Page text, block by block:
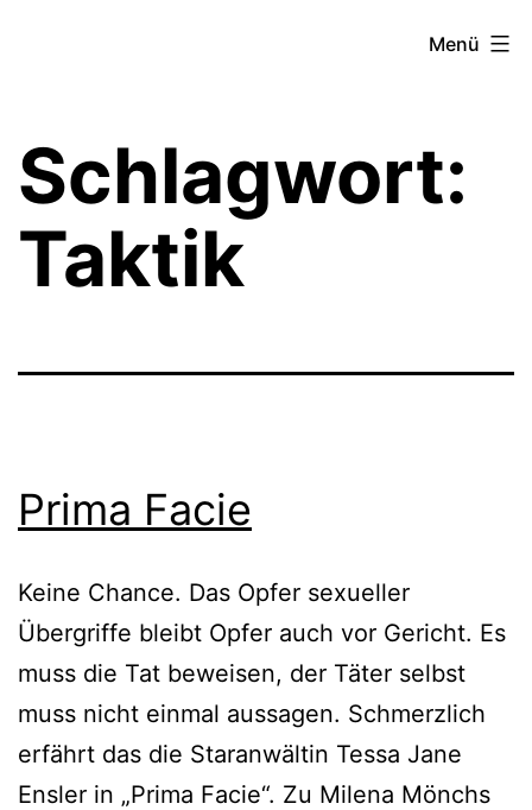
Menü
Schlagwort:
Taktik
Prima Facie
Keine Chance. Das Opfer sexueller
Übergriffe bleibt Opfer auch vor Gericht. Es
muss die Tat beweisen, der Täter selbst
muss nicht einmal aussagen. Schmerzlich
erfährt das die Staranwältin Tessa Jane
Ensler in „Prima Facie“. Zu Milena Mönchs